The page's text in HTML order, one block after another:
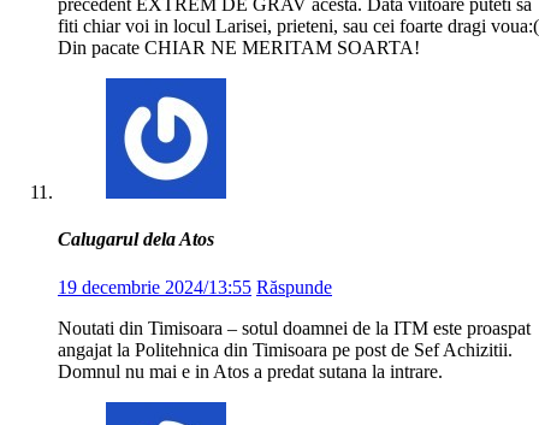
precedent EXTREM DE GRAV acesta. Data viitoare puteti sa
fiti chiar voi in locul Larisei, prieteni, sau cei foarte dragi voua:(
Din pacate CHIAR NE MERITAM SOARTA!
Calugarul dela Atos
19 decembrie 2024/13:55 Răspunde
Noutati din Timisoara – sotul doamnei de la ITM este proaspat
angajat la Politehnica din Timisoara pe post de Sef Achizitii.
Domnul nu mai e in Atos a predat sutana la intrare.